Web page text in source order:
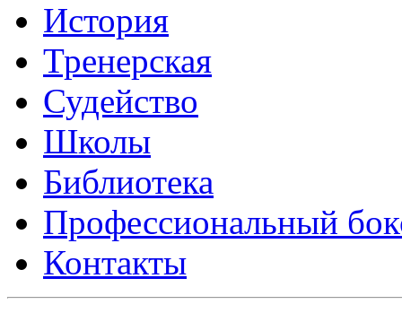
История
Тренерская
Судейство
Школы
Библиотека
Профессиональный
Контакты